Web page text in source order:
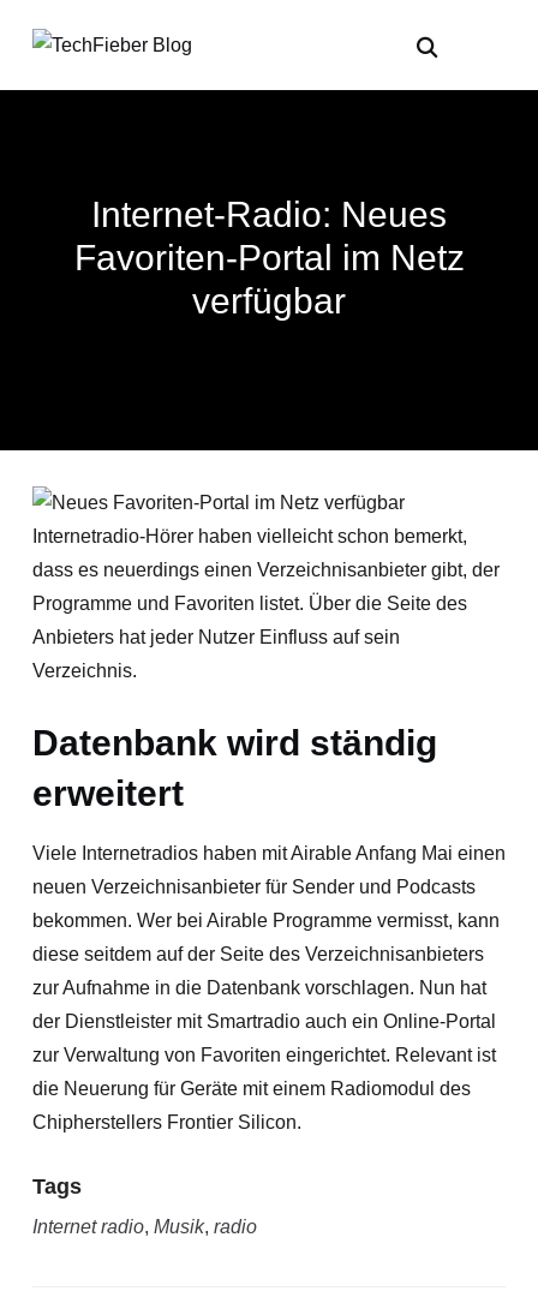
Internet-Radio: Neues
Favoriten-Portal im Netz
verfügbar
Internetradio-Hörer haben vielleicht schon bemerkt,
dass es neuerdings einen Verzeichnisanbieter gibt, der
Programme und Favoriten listet. Über die Seite des
Anbieters hat jeder Nutzer Einfluss auf sein
Verzeichnis.
Datenbank wird ständig
erweitert
Viele Internetradios haben mit Airable Anfang Mai einen
neuen Verzeichnisanbieter für Sender und Podcasts
bekommen. Wer bei Airable Programme vermisst, kann
diese seitdem auf der Seite des Verzeichnisanbieters
zur Aufnahme in die Datenbank vorschlagen. Nun hat
der Dienstleister mit Smartradio auch ein Online-Portal
zur Verwaltung von Favoriten eingerichtet. Relevant ist
die Neuerung für Geräte mit einem Radiomodul des
Chipherstellers Frontier Silicon.
Tags
Internet radio, Musik, radio